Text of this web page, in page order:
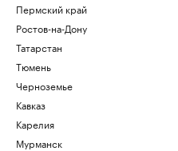
Пермский край
Ростов-на-Дону
Татарстан
Тюмень
Черноземье
Кавказ
Карелия
Мурманск